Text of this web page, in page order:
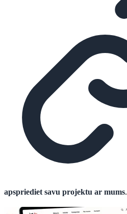
apspriediet savu projektu ar mums.